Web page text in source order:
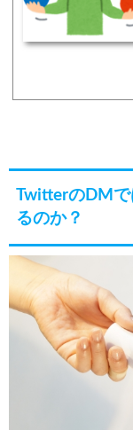
TwitterのDMで
るのか？